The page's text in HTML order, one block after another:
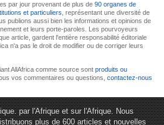
par jour provenant de plus de 90 organes de
et particuliers , représentant une diversité de
publions aussi bien les informations et opinions de
et leurs porte-paroles. Les pourvoyeurs
article, gardent l'entière responsabilité éditoriale
n'a pas le droit de modifier ou de corriger leurs
AllAfrica comme source sont produits ou
vos commentaires ou questions, contactez-nous
par l'Afrique et sur l'Afrique. Nous
plus de 600 articles et nouvelles